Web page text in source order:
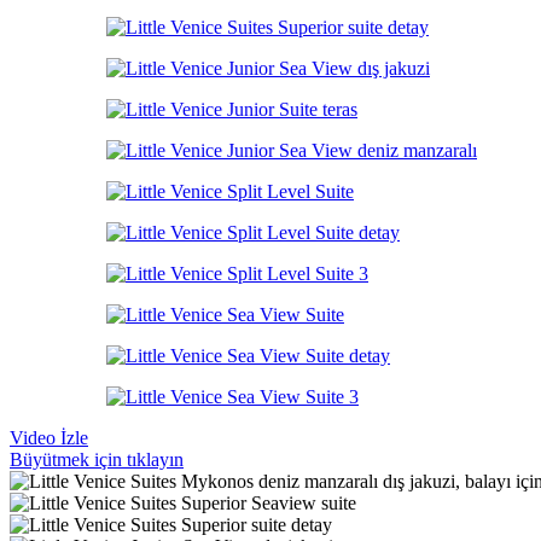
Hızlı Teklif Al
Quick view
Karşılaştır
Mulia Resort & Villas Bali
'dan itibaren
Mauritius⭐⭐⭐⭐⭐
Hızlı Teklif Al
Karşılaştır
LUX* Belle Mare Mauritius
-20% TaylandPhuket⭐⭐⭐⭐⭐
Hızlı Teklif Al
Video İzle
Büyütmek için tıklayın